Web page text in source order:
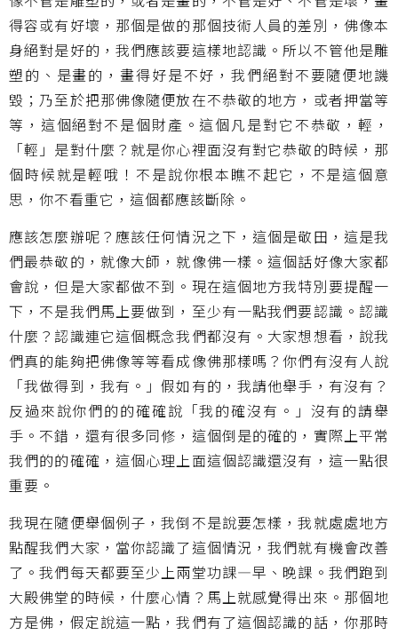
得容或有好壞，那個是做的那個技術人員的差別，佛像本
身絕對是好的，我們應該要這樣地認識。所以不管他是雕
塑的、是畫的，畫得好是不好，我們絕對不要隨便地譏
毀；乃至於把那佛像隨便放在不恭敬的地方，或者押當等
等，這個絕對不是個財產。這個凡是對它不恭敬，輕，
「輕」是對什麼？就是你心裡面沒有對它恭敬的時候，那
個時候就是輕哦！不是說你根本瞧不起它，不是這個意
思，你不看重它，這個都應該斷除。
應該怎麼辦呢？應該任何情況之下，這個是敬田，這是我
們最恭敬的，就像大師，就像佛一樣。這個話好像大家都
會說，但是大家都做不到。現在這個地方我特別要提醒一
下，不是我們馬上要做到，至少有一點我們要認識。認識
什麼？認識連它這個概念我們都沒有。大家想想看，說我
們真的能夠把佛像等等看成像佛那樣嗎？你們有沒有人說
「我做得到，我有。」假如有的，我請他舉手，有沒有？
反過來說你們的的確確說「我的確沒有。」沒有的請舉
手。不錯，還有很多同修，這個倒是的確的，實際上平常
我們的的確確，這個心理上面這個認識還沒有，這一點很
重要。
我現在隨便舉個例子，我倒不是說要怎樣，我就處處地方
點醒我們大家，當你認識了這個情況，我們就有機會改善
了。我們每天都要至少上兩堂功課—早、晚課。我們跑到
大殿佛堂的時候，什麼心情？馬上就感覺得出來。那個地
方是佛，假定說這一點，我們有了這個認識的話，你那時